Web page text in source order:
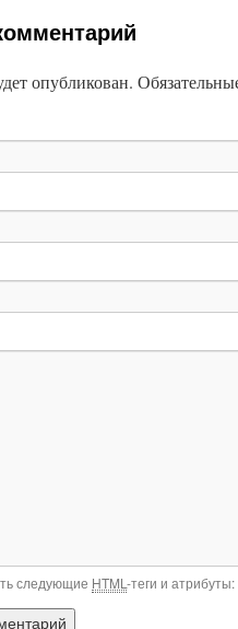
опубликован.
следующие HTML -теги и атрибуты: